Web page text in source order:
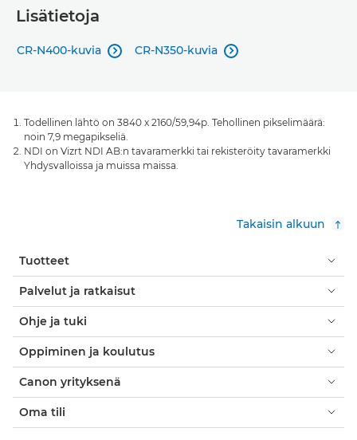
Lisätietoja
CR-N400-kuvia  CR-N350-kuvia 
Todellinen lähtö on 3840 x 2160/59,94p. Tehollinen pikselimäärä:
noin 7,9 megapikseliä.
NDI on Vizrt NDI AB:n tavaramerkki tai rekisteröity tavaramerkki
Yhdysvalloissa ja muissa maissa.
Takaisin alkuun
Tuotteet
Palvelut ja ratkaisut
Ohje ja tuki
Oppiminen ja koulutus
Canon yrityksenä
Oma tili